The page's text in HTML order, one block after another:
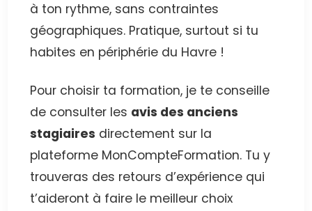
à ton rythme, sans contraintes
géographiques. Pratique, surtout si tu
habites en périphérie du Havre !
Pour choisir ta formation, je te conseille
de consulter les avis des anciens
stagiaires directement sur la
plateforme MonCompteFormation. Tu y
trouveras des retours d’expérience qui
t’aideront à faire le meilleur choix